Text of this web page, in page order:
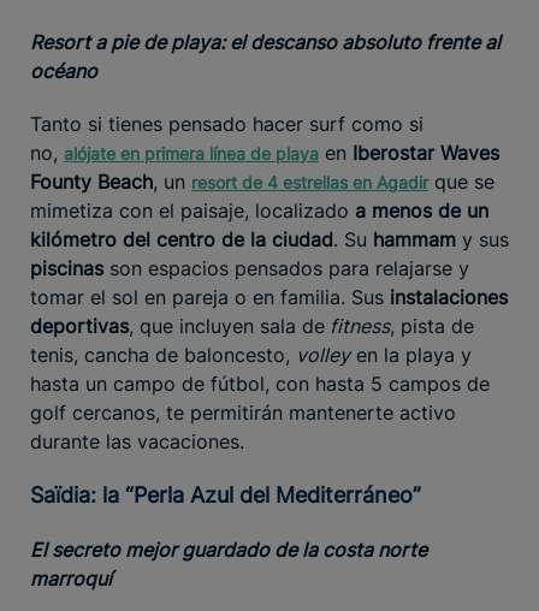
Resort a pie de playa: el descanso absoluto frente al
océano
Tanto si tienes pensado hacer surf como si
no, alójate en primera línea de playa en Iberostar Waves
Founty Beach, un resort de 4 estrellas en Agadirque se
mimetiza con el paisaje, localizado a menos de un
kilómetro del centro de la ciudad. Su hammam y sus
piscinas son espacios pensados para relajarse y
tomar el sol en pareja o en familia. Sus instalaciones
deportivas, que incluyen sala de fitness, pista de
tenis, cancha de baloncesto, volleyen la playa y
hasta un campo de fútbol, con hasta 5 campos de
golf cercanos, te permitirán mantenerte activo
durante las vacaciones.
Saïdia: la “Perla Azul del Mediterráneo”
El secreto mejor guardado de la costa norte
marroquí